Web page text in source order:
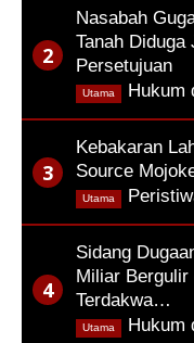
Nasabah
Tanah Diduga
Persetujuan
Hukum
Utama
Kebakaran
Source
Utama
Sidang
Miliar
Terdakwa…
Hukum
Utama